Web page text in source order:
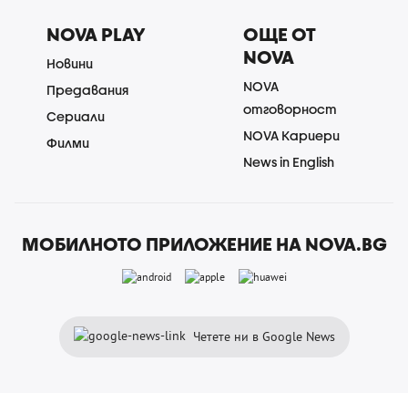
NOVA PLAY
Новини
Предавания
Сериали
Филми
ОЩЕ ОТ
NOVA
NOVA
отговорност
NOVA Кариери
News in English
МОБИЛНОТО ПРИЛОЖЕНИЕ НА NOVA.BG
Четете ни в Google News